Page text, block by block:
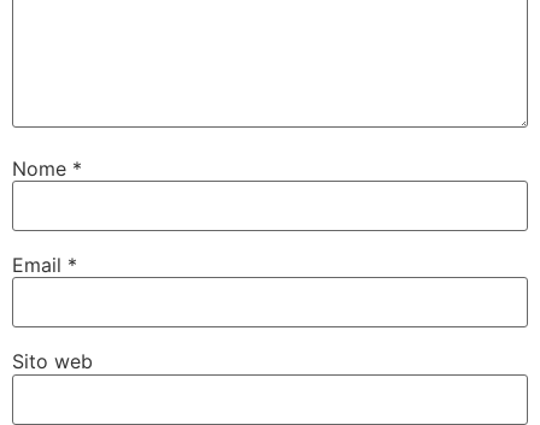
Nome *
Email *
Sito web